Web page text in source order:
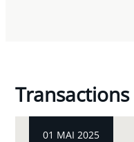
01 MAI 2025